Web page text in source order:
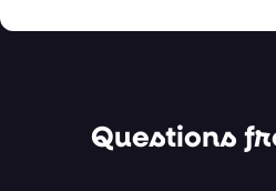
Questions